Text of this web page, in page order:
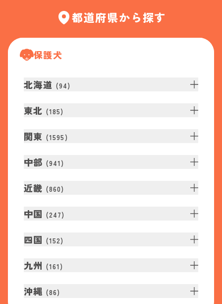
都道府県から探す
保護犬
北海道 (94)
東北 (185)
関東 (1595 )
中部 (941 )
近畿 (860)
中国 (247)
四国 (152)
九州 (161 )
沖縄 (86)